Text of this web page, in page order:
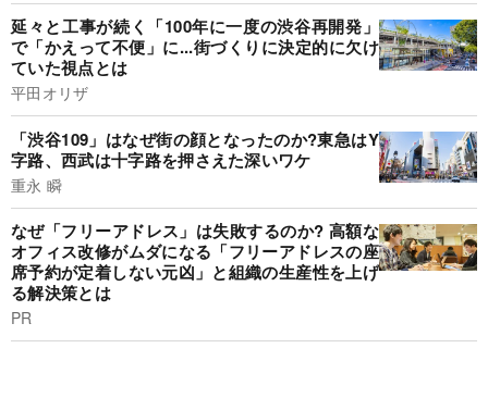
延々と工事が続く「100年に一度の渋谷再開発」
で「かえって不便」に...街づくりに決定的に欠け
ていた視点とは
平田オリザ
「渋谷109」はなぜ街の顔となったのか?東急はY
字路、西武は十字路を押さえた深いワケ
重永 瞬
なぜ「フリーアドレス」は失敗するのか? 高額な
オフィス改修がムダになる「フリーアドレスの座
席予約が定着しない元凶」と組織の生産性を上げ
る解決策とは
PR